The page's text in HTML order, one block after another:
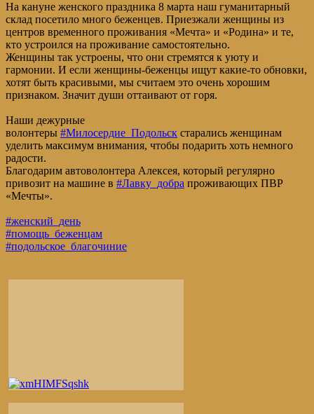
На кануне женского праздника 8 марта наш гуманитарный
склад посетило много беженцев. Приезжали женщины из
центров временного проживания «Мечта» и «Родина» и те,
кто устроился на проживание самостоятельно.
Женщины так устроены, что они стремятся к уюту и
гармонии. И если женщины-беженцы ищут какие-то обновки,
хотят быть красивыми, мы считаем это очень хорошим
признаком. Значит души оттаивают от горя.
Наши дежурные
волонтеры #Милосердие_Подольск старались женщинам
уделить максимум внимания, чтобы подарить хоть немного
радости.
Благодарим автоволонтера Алексея, который регулярно
привозит на машине в #Лавку_добра проживающих ПВР
«Мечты».
#женский_день
#помощь_беженцам
#подольское_благочиние